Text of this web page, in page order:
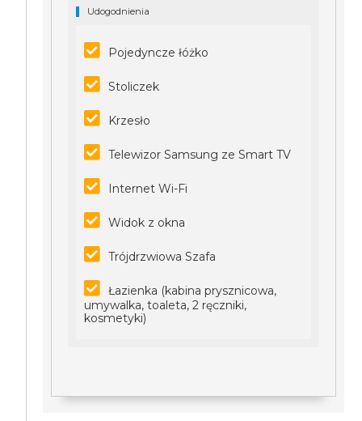
Udogodnienia
Pojedyncze łóżko
Stoliczek
Krzesło
Telewizor Samsung ze Smart TV
Internet Wi-Fi
Widok z okna
Trójdrzwiowa Szafa
Łazienka (kabina prysznicowa,
umywalka, toaleta, 2 ręczniki,
kosmetyki)